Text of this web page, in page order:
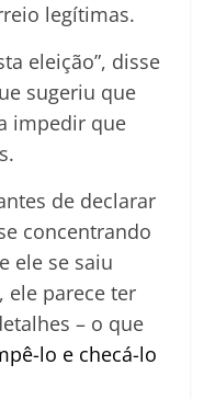
legítimas.
eleição”, disse
sugeriu que
impedir que
de declarar
concentrando
ele se saiu
ele parece ter
– o que
lo e checá-lo